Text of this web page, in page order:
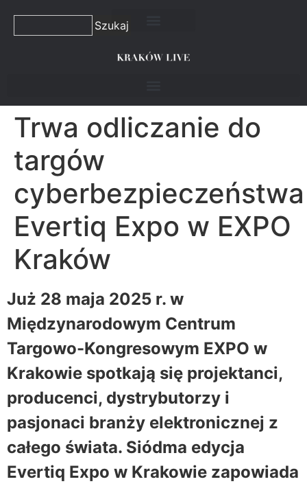
Szukaj
Trwa odliczanie do
targów
cyberbezpieczeństwa
Evertiq Expo w EXPO
Kraków
Już 28 maja 2025 r. w
Międzynarodowym Centrum
Targowo-Kongresowym EXPO w
Krakowie spotkają się projektanci,
producenci, dystrybutorzy i
pasjonaci branży elektronicznej z
całego świata. Siódma edycja
Evertiq Expo w Krakowie zapowiada